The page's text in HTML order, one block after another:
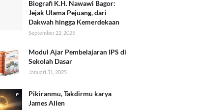
Biografi K.H. Nawawi Bagor:
Jejak Ulama Pejuang, dari
Dakwah hingga Kemerdekaan
September 22, 2025
Modul Ajar Pembelajaran IPS di
Sekolah Dasar
Januari 31, 2025
Pikiranmu, Takdirmu karya
James Allen